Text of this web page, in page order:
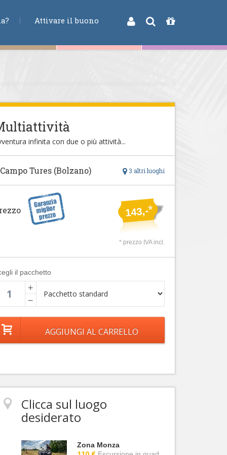
Attivare il buono
infinita con due o più attività...
3 altri luoghi
Tures (Bolzano)
143,-*
* prezzo IVA incl.
il pacchetto
+
−
Clicca sul luogo
desiderato
Zona Monza